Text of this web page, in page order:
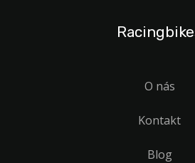
O nás
Kontakt
Blog